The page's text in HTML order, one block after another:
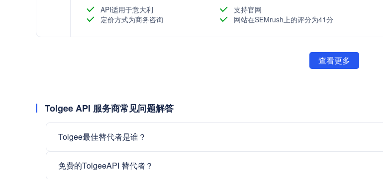
API适用于意大利
支持官网
定价方式为商务咨询
网站在SEMrush上的评分为41分
查看更多
Tolgee API 服务商常见问题解答
Tolgee最佳替代者是谁？
免费的TolgeeAPI 替代者？